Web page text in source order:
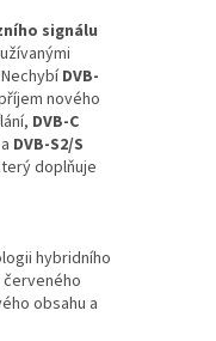
signálu
DVB-
nového
DVB-C
DVB-S2/S
doplňuje
hybridního
červeného
obsahu a